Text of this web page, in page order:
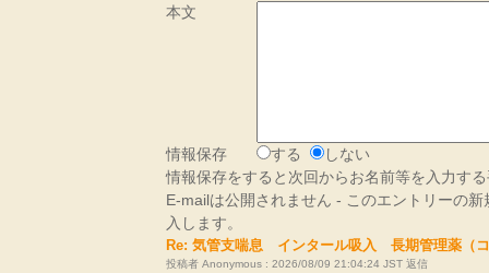
本文
情報保存 する
しない
情報保存をすると次回からお名前等を入力す
E-mailは公開されません - このエントリーの
入します。
Re: 気管支喘息 インタール吸入 長期管理薬（
投稿者 Anonymous : 2026/08/09 21:04:24 JST 返信